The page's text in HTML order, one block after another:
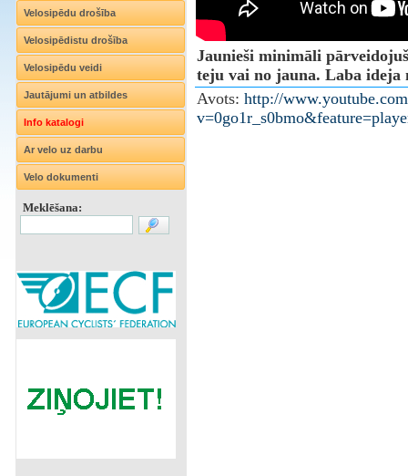
Velosipēdu drošība
Velosipēdistu drošība
Velosipēdu veidi
Jautājumi un atbildes
Info katalogi
Ar velo uz darbu
Velo dokumenti
Meklēšana:
Jaunieši minimāli
teju vai no jauna. Laba
Avots: http://